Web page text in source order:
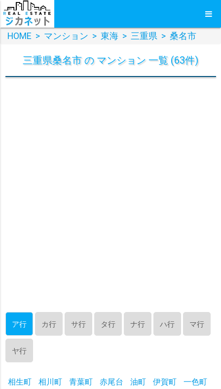
HOME > マンション > 東海 > 三重県 > 桑名市
三重県桑名市 の マンション 一覧 (63件)
ア行 カ行 サ行 タ行 ナ行 ハ行 マ行
ヤ行
相生町 相川町 青葉町 赤尾台 油町 伊賀町
一色町